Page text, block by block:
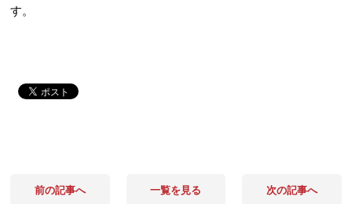
す。
前の記事へ 一覧を見る 次の記事へ